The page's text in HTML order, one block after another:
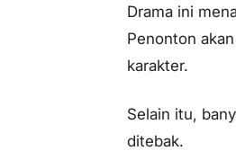
Drama ini
Penonton
karakter.
Selain itu,
ditebak.